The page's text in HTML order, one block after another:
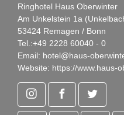
Ringhotel Haus Oberwinter
Am Unkelstein 1a
53424 Remagen / Bonn
Tel.:+49 2228 60040 - 0
Email: hotel@haus-
Website: https://www.haus-